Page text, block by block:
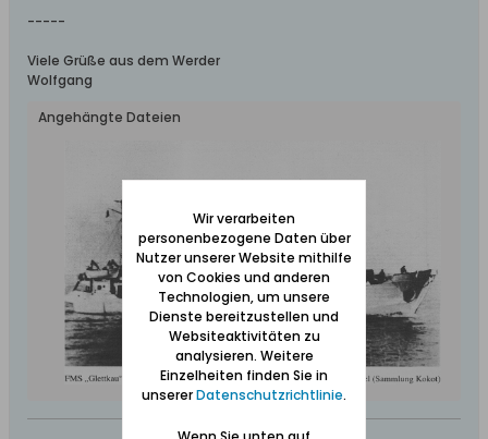
-----
Viele Grüße aus dem Werder
Wolfgang
Angehängte Dateien
Wir verarbeiten
personenbezogene Daten über
Nutzer unserer Website mithilfe
von Cookies und anderen
Technologien, um unsere
Dienste bereitzustellen und
Websiteaktivitäten zu
analysieren. Weitere
Einzelheiten finden Sie in
unsererDatenschutzrichtlinie.